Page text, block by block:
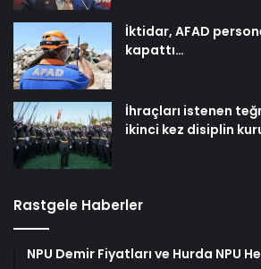
İktidar, AFAD
kapattı…
İhraçları istenen
ikinci kez disiplin
Rastgele Haberler
NPU Demir Fiyatları ve Hurda NPU